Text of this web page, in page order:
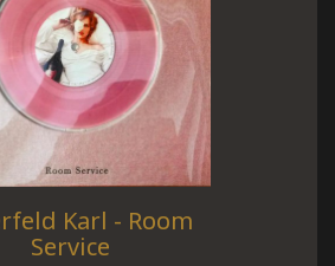
Karl - Room
Service